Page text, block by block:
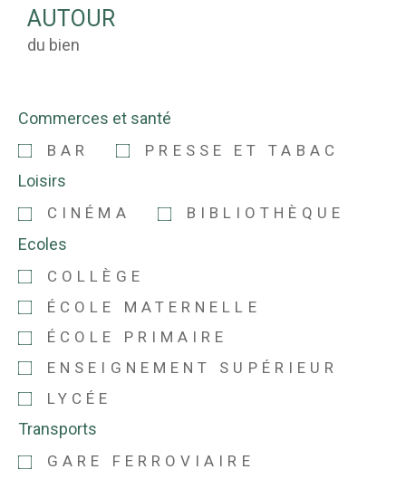
AUTOUR
du bien
Commerces et santé
BAR PRESSE ET TABAC
Loisirs
CINÉMA BIBLIOTHÈQUE
Ecoles
COLLÈGE
ÉCOLE MATERNELLE
ÉCOLE PRIMAIRE
ENSEIGNEMENT SUPÉRIEUR
LYCÉE
Transports
GARE FERROVIAIRE